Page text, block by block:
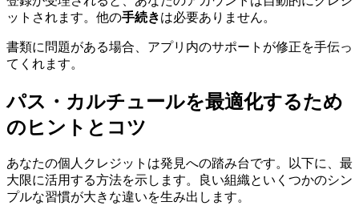
ットされます。他の手続きは必要ありません。
書類に問題がある場合、アプリ内のサポートが修正を手伝っ
てくれます。
パス・カルチュールを最適化するため
のヒントとコツ
あなたの個人クレジットは発見への踏み台です。以下に、最
大限に活用する方法を示します。良い組織といくつかのシン
プルな習慣が大きな違いを生み出します。